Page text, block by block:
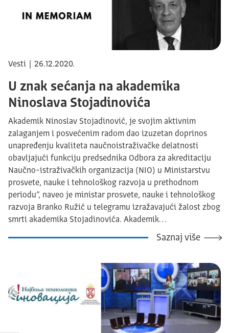
Vesti | 26.12.2020.
U znak sećanja na akademika
Ninoslava Stojadinovića
Akademik Ninoslav Stojadinović, je svojim aktivnim
zalaganjem i posvećenim radom dao izuzetan doprinos
unapređenju kvaliteta naučnoistraživačke delatnosti
obavljajući funkciju predsednika Odbora za akreditaciju
Naučno-istraživačkih organizacija (NIO) u Ministarstvu
prosvete, nauke i tehnološkog razvoja u prethodnom
periodu“, naveo je ministar prosvete, nauke i tehnološkog
razvoja Branko Ružić u telegramu izražavajući žalost zbog
smrti akademika Stojadinovića. Akademik…
Saznaj više